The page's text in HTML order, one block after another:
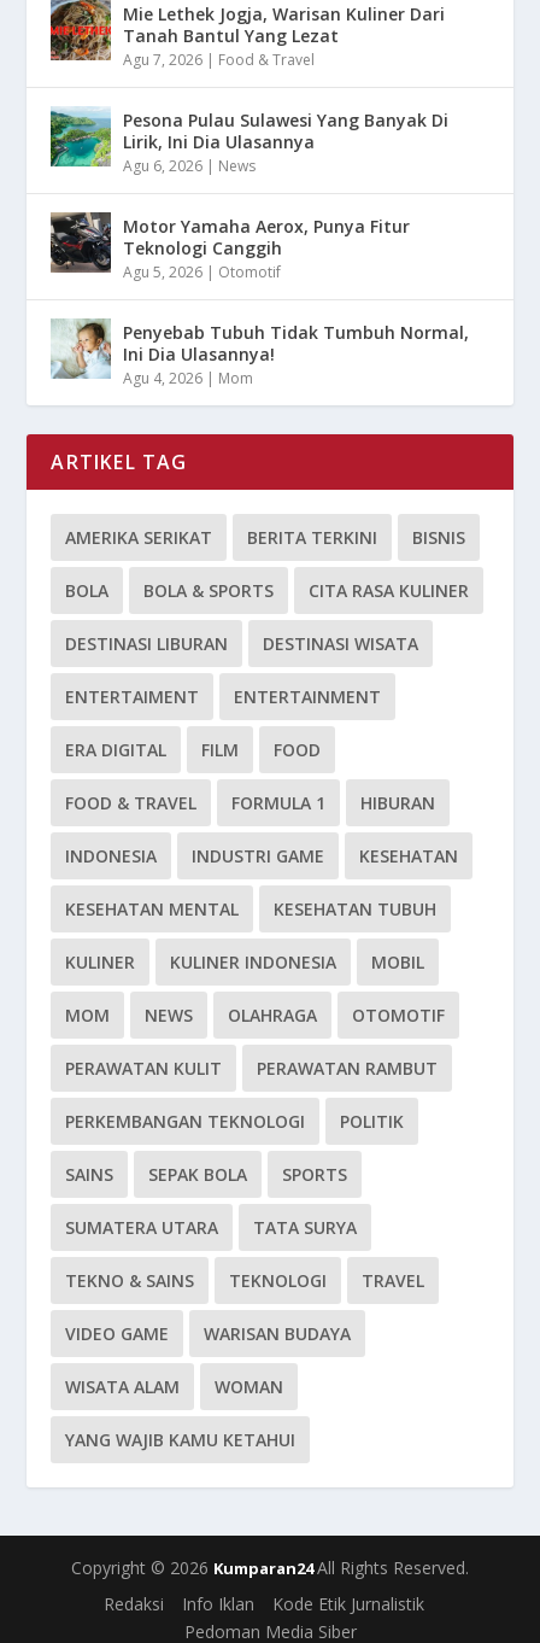
Mie Lethek Jogja, Warisan Kuliner Dari
Tanah Bantul Yang Lezat
Agu 7, 2026 | Food & Travel
Pesona Pulau Sulawesi Yang Banyak Di
Lirik, Ini Dia Ulasannya
Agu 6, 2026 | News
Motor Yamaha Aerox, Punya Fitur
Teknologi Canggih
Agu 5, 2026 | Otomotif
Penyebab Tubuh Tidak Tumbuh Normal,
Ini Dia Ulasannya!
Agu 4, 2026 | Mom
ARTIKEL TAG
AMERIKA SERIKAT BERITA TERKINI BISNIS
BOLA BOLA & SPORTS CITA RASA KULINER
DESTINASI LIBURAN DESTINASI WISATA
ENTERTAIMENT ENTERTAINMENT
ERA DIGITAL FILM FOOD
FOOD & TRAVEL FORMULA 1 HIBURAN
INDONESIA INDUSTRI GAME KESEHATAN
KESEHATAN MENTAL KESEHATAN TUBUH
KULINER KULINER INDONESIA MOBIL
MOM NEWS OLAHRAGA OTOMOTIF
PERAWATAN KULIT PERAWATAN RAMBUT
PERKEMBANGAN TEKNOLOGI POLITIK
SAINS SEPAK BOLA SPORTS
SUMATERA UTARA TATA SURYA
TEKNO & SAINS TEKNOLOGI TRAVEL
VIDEO GAME WARISAN BUDAYA
WISATA ALAM WOMAN
YANG WAJIB KAMU KETAHUI
Copyright © 2026 Kumparan24All Rights Reserved.
Redaksi
Info Iklan
Kode Etik Jurnalistik
Pedoman Media Siber